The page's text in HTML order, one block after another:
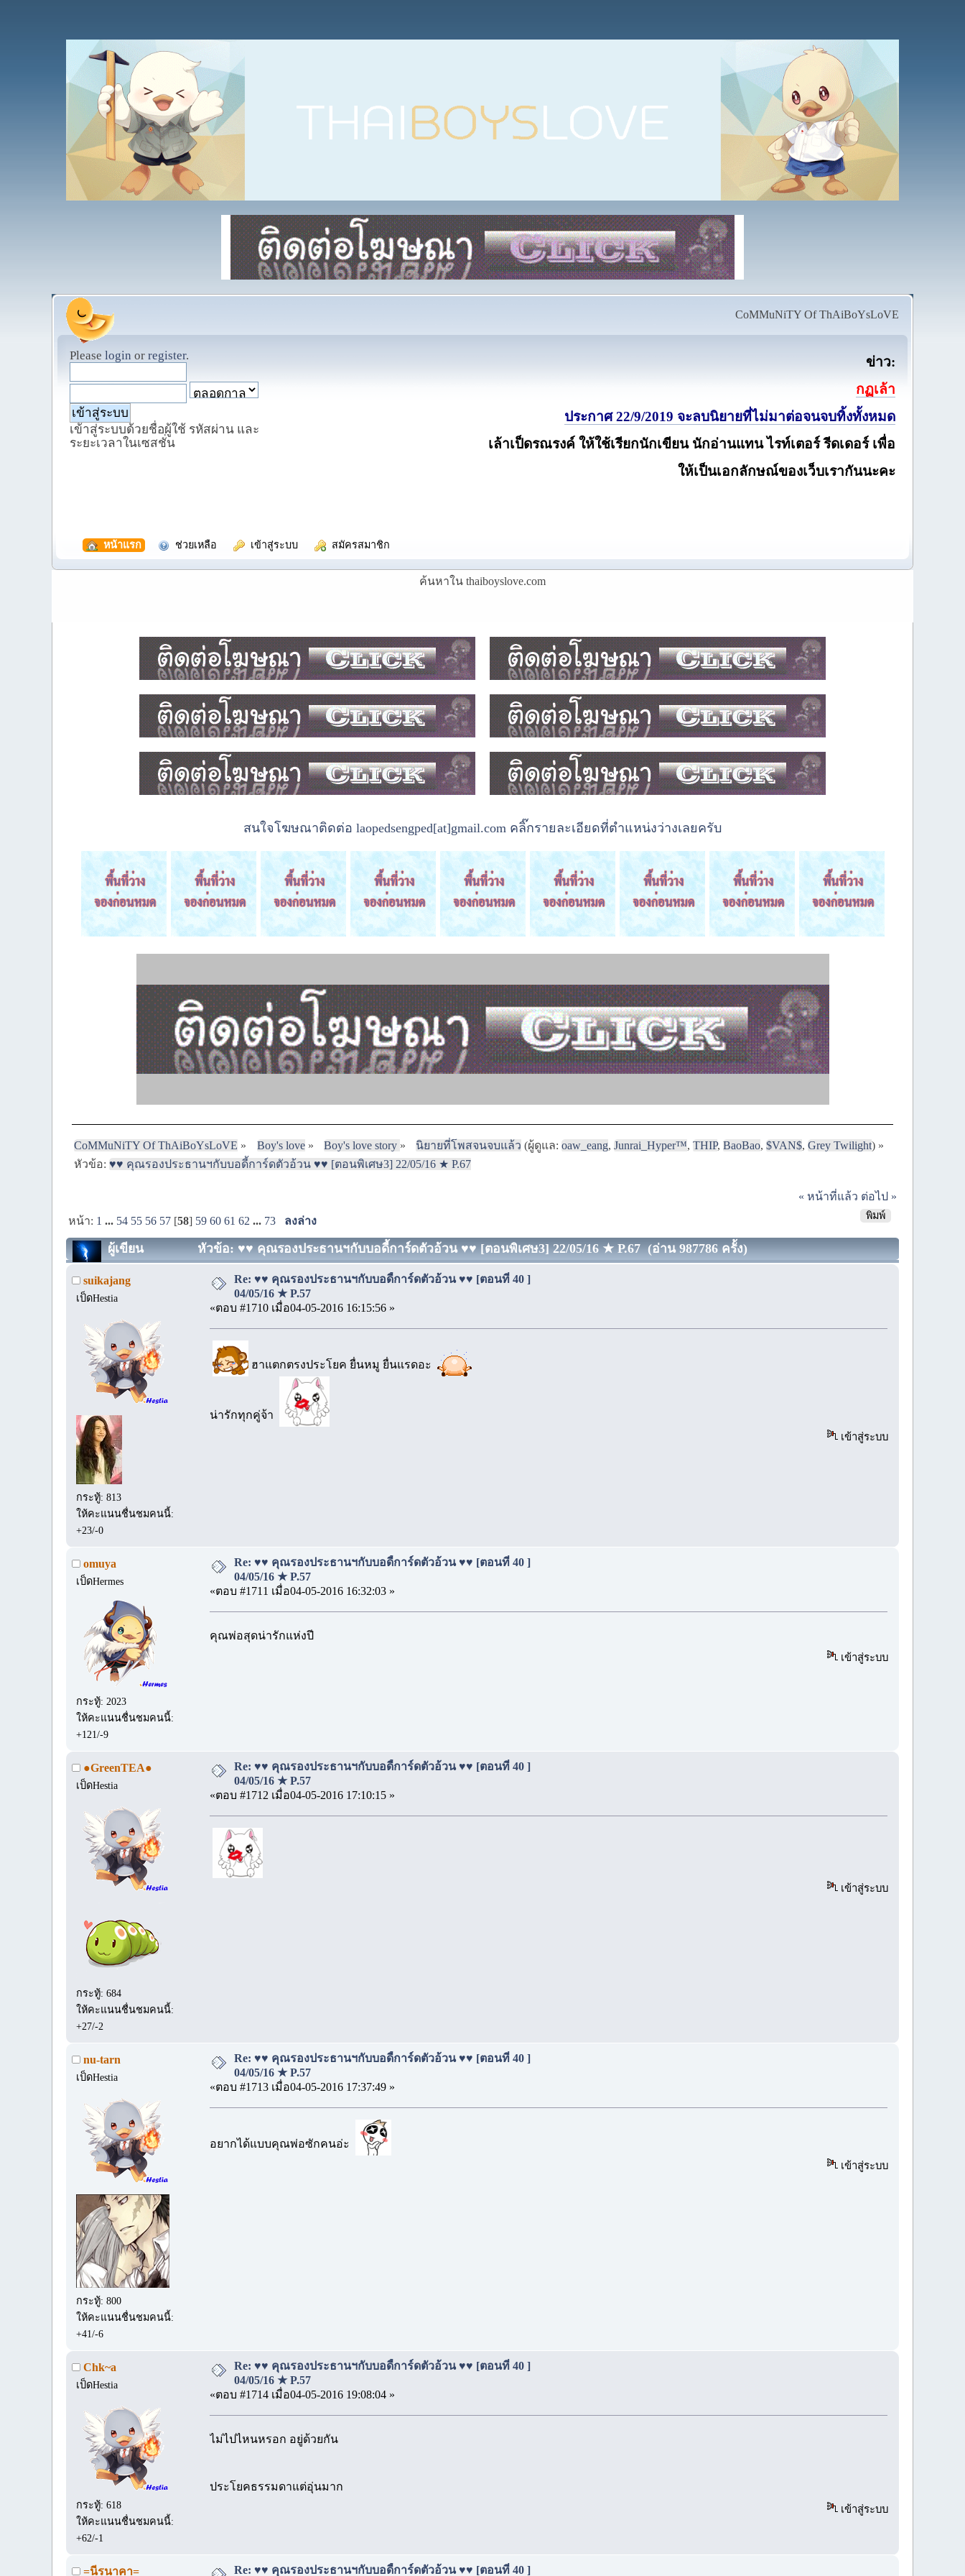
CoMMuNiTY Of ThAiBoYsLoVE
Please login or register.
เข้าสู่ระบบด้วยชื่อผู้ใช้ รหัสผ่าน และ
ระยะเวลาในเซสชั่น
ข่าว:
กฏเล้า
ประกาศ 22/9/2019 จะลบนิยายที่ไม่มาต่อจนจบทิ้งทั้งหมด
เล้าเป็ดรณรงค์ ให้ใช้เรียกนักเขียน นักอ่านแทน ไรท์เตอร์ รีดเดอร์ เพื่อ
ให้เป็นเอกลักษณ์ของเว็บเรากันนะคะ
หน้าแรก ช่วยเหลือ เข้าสู่ระบบ สมัครสมาชิก
ค้นหาใน thaiboyslove.com
สนใจโฆษณาติดต่อ laopedsengped[at]gmail.com คลิ๊กรายละเอียดที่ตำแหน่งว่างเลยครับ
CoMMuNiTY Of ThAiBoYsLoVE » Boy's love» Boy's love story » นิยายที่โพสจนจบแล้ว (ผู้ดูแล:oaw_eang,Junrai_Hyper™,THIP,BaoBao,$VAN$,Grey Twilight) »
หัวข้อ:♥♥ คุณรองประธานฯกับบอดี้การ์ดตัวอ้วน ♥♥ [ตอนพิเศษ3] 22/05/16 ★ P.67
« หน้าที่แล้ว ต่อไป »
พิมพ์
หน้า: 1 ... 54 55 56 57 [58] 59 60 61 62 ... 73 ลงล่าง
ผู้เขียน หัวข้อ: ♥♥ คุณรองประธานฯกับบอดี้การ์ดตัวอ้วน ♥♥ [ตอนพิเศษ3] 22/05/16 ★ P.67 (อ่าน 987786 ครั้ง)
suikajang
เป็ดHestia
กระทู้: 813
ให้คะแนนชื่นชมคนนี้:
+23/-0
Re: ♥♥ คุณรองประธานฯกับบอดี้การ์ดตัวอ้วน ♥♥ [ตอนที่ 40 ]
04/05/16 ★ P.57
«ตอบ #1710 เมื่อ04-05-2016 16:15:56 »
ฮาแตกตรงประโยค ยื่นหมู ยื่นแรดอะ
น่ารักทุกคู่จ้า
เข้าสู่ระบบ
omuya
เป็ดHermes
กระทู้: 2023
ให้คะแนนชื่นชมคนนี้:
+121/-9
Re: ♥♥ คุณรองประธานฯกับบอดี้การ์ดตัวอ้วน ♥♥ [ตอนที่ 40 ]
04/05/16 ★ P.57
«ตอบ #1711 เมื่อ04-05-2016 16:32:03 »
คุณพ่อสุดน่ารักแห่งปี
เข้าสู่ระบบ
●GreenTEA●
เป็ดHestia
กระทู้: 684
ให้คะแนนชื่นชมคนนี้:
+27/-2
Re: ♥♥ คุณรองประธานฯกับบอดี้การ์ดตัวอ้วน ♥♥ [ตอนที่ 40 ]
04/05/16 ★ P.57
«ตอบ #1712 เมื่อ04-05-2016 17:10:15 »
เข้าสู่ระบบ
nu-tarn
เป็ดHestia
กระทู้: 800
ให้คะแนนชื่นชมคนนี้:
+41/-6
Re: ♥♥ คุณรองประธานฯกับบอดี้การ์ดตัวอ้วน ♥♥ [ตอนที่ 40 ]
04/05/16 ★ P.57
«ตอบ #1713 เมื่อ04-05-2016 17:37:49 »
อยากได้แบบคุณพ่อซักคนอ่ะ
เข้าสู่ระบบ
Chk~a
เป็ดHestia
กระทู้: 618
ให้คะแนนชื่นชมคนนี้:
+62/-1
Re: ♥♥ คุณรองประธานฯกับบอดี้การ์ดตัวอ้วน ♥♥ [ตอนที่ 40 ]
04/05/16 ★ P.57
«ตอบ #1714 เมื่อ04-05-2016 19:08:04 »
ไม่ไปไหนหรอก อยู่ด้วยกัน
ประโยคธรรมดาแต่อุ่นมาก
เข้าสู่ระบบ
=นีรนาคา= Re: ♥♥ คุณรองประธานฯกับบอดี้การ์ดตัวอ้วน ♥♥ [ตอนที่ 40 ]